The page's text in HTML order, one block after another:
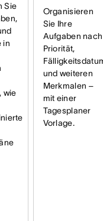
Sie
in
wie
Organisieren
Sie Ihre
Aufgaben nach
Priorität,
und weiteren
Merkmalen –
mit einer
Tagesplaner
Vorlage.